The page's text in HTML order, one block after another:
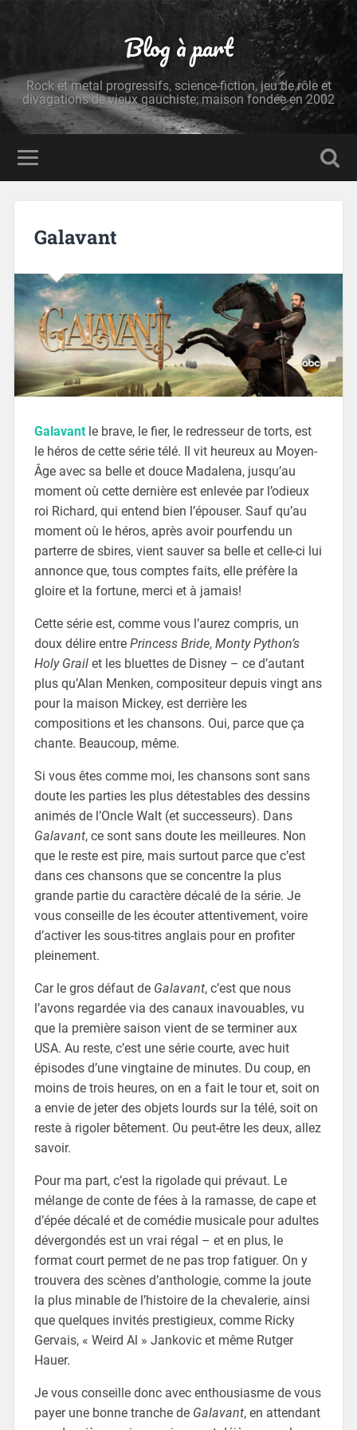
Blog à part
Rock et metal progressifs, science-fiction, jeu de rôle et
divagations de vieux gauchiste; maison fondée en 2002
Galavant
Galavantle brave, le fier, le redresseur de torts, est
le héros de cette série télé. Il vit heureux au Moyen-
Âge avec sa belle et douce Madalena, jusqu’au
moment où cette dernière est enlevée par l’odieux
roi Richard, qui entend bien l’épouser. Sauf qu’au
moment où le héros, après avoir pourfendu un
parterre de sbires, vient sauver sa belle et celle-ci lui
annonce que, tous comptes faits, elle préfère la
gloire et la fortune, merci et à jamais!
Cette série est, comme vous l’aurez compris, un
doux délire entre Princess Bride, Monty Python’s
Holy Grailet les bluettes de Disney – ce d’autant
plus qu’Alan Menken, compositeur depuis vingt ans
pour la maison Mickey, est derrière les
compositions et les chansons. Oui, parce que ça
chante. Beaucoup, même.
Si vous êtes comme moi, les chansons sont sans
doute les parties les plus détestables des dessins
animés de l’Oncle Walt (et successeurs). Dans
Galavant, ce sont sans doute les meilleures. Non
que le reste est pire, mais surtout parce que c’est
dans ces chansons que se concentre la plus
grande partie du caractère décalé de la série. Je
vous conseille de les écouter attentivement, voire
d’activer les sous-titres anglais pour en profiter
pleinement.
Car le gros défaut de Galavant, c’est que nous
l’avons regardée via des canaux inavouables, vu
que la première saison vient de se terminer aux
USA. Au reste, c’est une série courte, avec huit
épisodes d’une vingtaine de minutes. Du coup, en
moins de trois heures, on en a fait le tour et, soit on
a envie de jeter des objets lourds sur la télé, soit on
reste à rigoler bêtement. Ou peut-être les deux, allez
savoir.
Pour ma part, c’est la rigolade qui prévaut. Le
mélange de conte de fées à la ramasse, de cape et
d’épée décalé et de comédie musicale pour adultes
dévergondés est un vrai régal – et en plus, le
format court permet de ne pas trop fatiguer. On y
trouvera des scènes d’anthologie, comme la joute
la plus minable de l’histoire de la chevalerie, ainsi
que quelques invités prestigieux, comme Ricky
Gervais, « Weird Al » Jankovic et même Rutger
Hauer.
Je vous conseille donc avec enthousiasme de vous
payer une bonne tranche de Galavant, en attendant